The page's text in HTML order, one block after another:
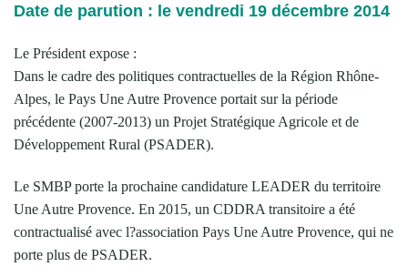
Date de parution : le vendredi 19 décembre 2014
Le Président expose :
Dans le cadre des politiques contractuelles de la Région Rhône-
Alpes, le Pays Une Autre Provence portait sur la période
précédente (2007-2013) un Projet Stratégique Agricole et de
Développement Rural (PSADER).
Le SMBP porte la prochaine candidature LEADER du territoire
Une Autre Provence. En 2015, un CDDRA transitoire a été
contractualisé avec l?association Pays Une Autre Provence, qui ne
porte plus de PSADER.